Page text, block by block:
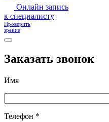
Онлайн запись
к специалисту
Проверить
зрение
Заказать звонок
Имя
Телефон *